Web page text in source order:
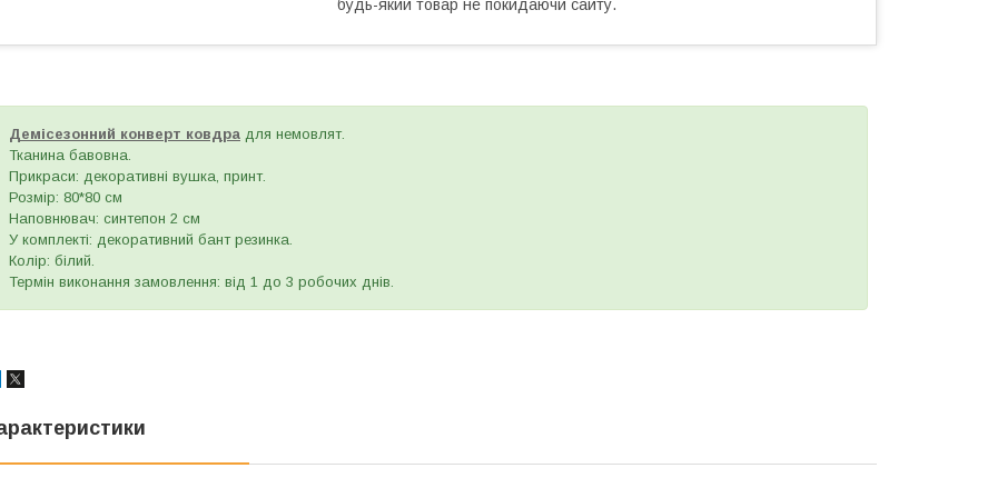
будь-який товар не покидаючи сайту.
Демісезонний конверт ковдра для немовлят.
Тканина бавовна.
Прикраси: декоративні вушка, принт.
Розмір: 80*80 см
Наповнювач: синтепон 2 см
У комплекті: декоративний бант резинка.
Колір: білий.
Термін виконання замовлення: від 1 до 3 робочих днів.